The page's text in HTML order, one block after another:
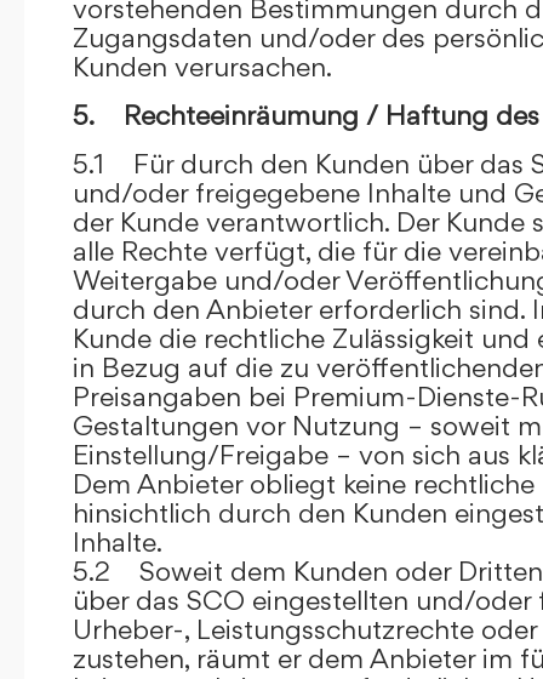
vorstehenden Bestimmungen durch
Zugangsdaten und/oder des
Kunden verursachen.
5. Rechteeinräumung / Haftung des
5.1 Für durch den Kunden über das
und/oder freigegebene Inhalte und
der Kunde verantwortlich. Der Kunde
alle Rechte verfügt, die für die
Weitergabe und/oder
durch den Anbieter erforderlich sind.
Kunde die rechtliche Zulässigkeit
in Bezug auf die zu
Preisangaben bei Premium-Dienste-
Gestaltungen vor Nutzung – soweit
Einstellung/Freigabe – von sich aus
Dem Anbieter obliegt keine
hinsichtlich durch den Kunden
Inhalte.
5.2 Soweit dem Kunden oder
über das SCO eingestellten und/
Urheber-, Leistungsschutzrechte
zustehen, räumt er dem Anbieter im